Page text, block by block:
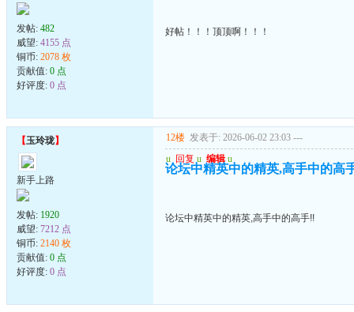
发帖: 482
威望: 4155 点
铜币: 2078 枚
贡献值: 0 点
好评度: 0 点
好帖！！！顶顶啊！！！
【玉玲珑】
新手上路
发帖: 1920
威望: 7212 点
铜币: 2140 枚
贡献值: 0 点
好评度: 0 点
12楼 发表于: 2026-06-02 23:03 ---
u 回复 u 编辑 u
论坛中精英中的精英,高手中的高
论坛中精英中的精英,高手中的高手!!